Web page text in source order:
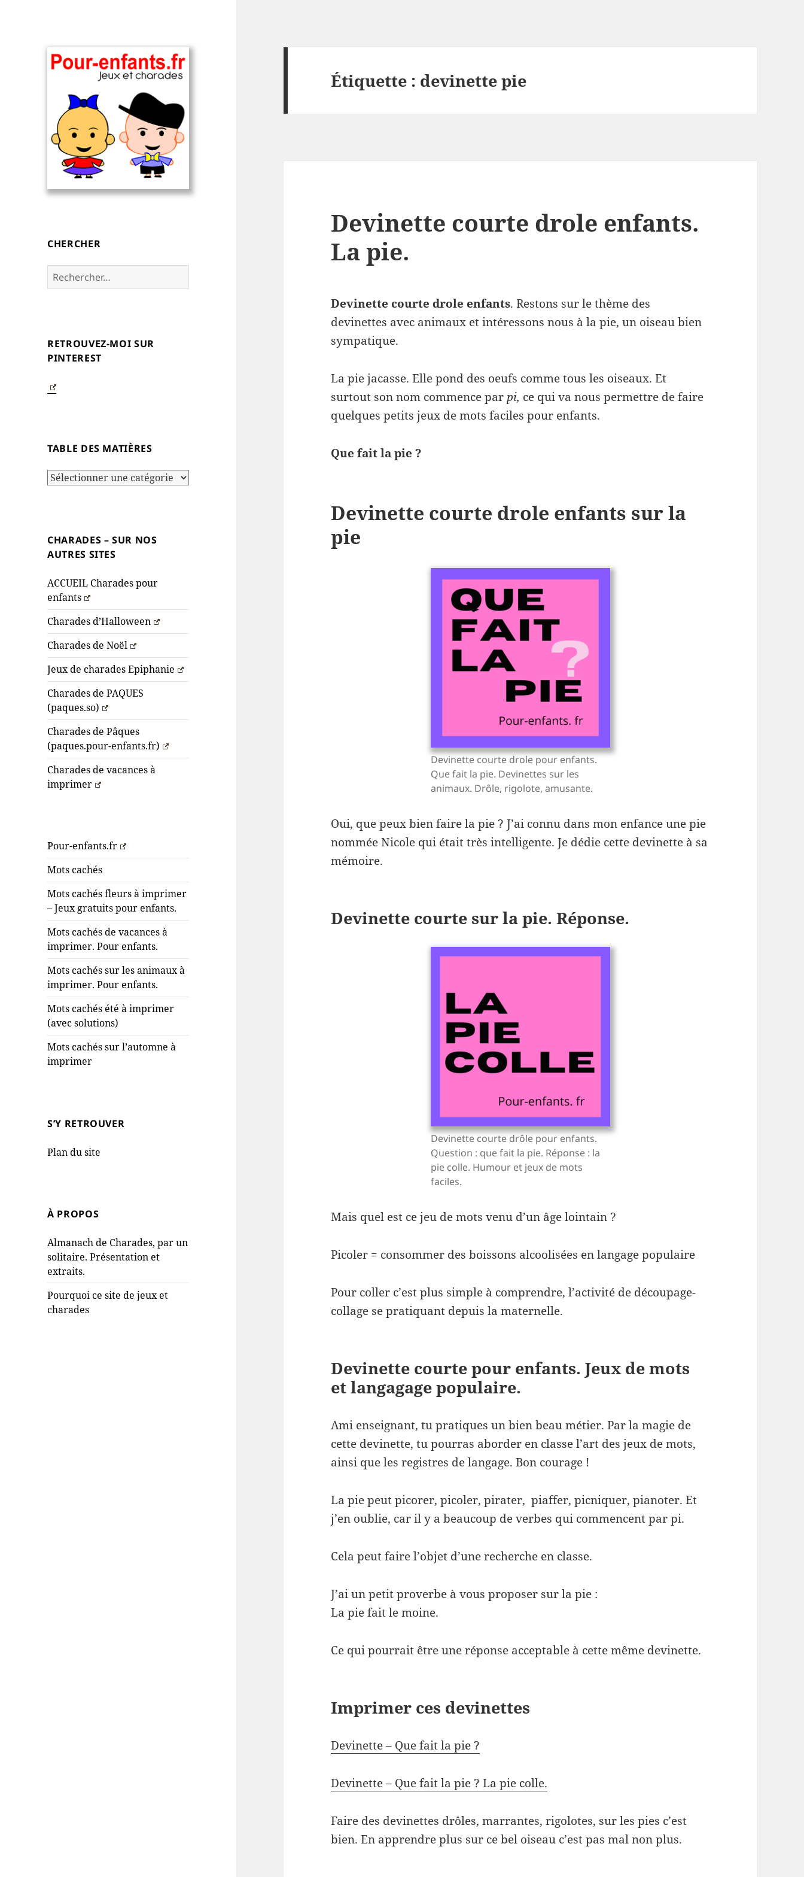
devinettes, pour
enfants.
CHERCHER
Rechercher :
RETROUVEZ-MOI SUR
PINTEREST
TABLE DES MATIÈRES
Table
CHARADES – SUR NOS
AUTRES SITES
ACCUEIL Charades pour
enfants
Charades d’Halloween
Charades de Noël
Jeux de charades Epiphanie
Charades de PAQUES
(paques.so)
Charades de Pâques
(paques.pour-enfants.fr)
Charades de vacances à
imprimer
Pour-enfants.fr
Mots cachés
Mots cachés fleurs à imprimer
– Jeux gratuits pour enfants.
Mots cachés de vacances à
imprimer. Pour enfants.
Mots cachés sur les animaux à
imprimer. Pour enfants.
Mots cachés été à imprimer
(avec solutions)
Mots cachés sur l’automne à
imprimer
S’Y RETROUVER
Plan du site
À PROPOS
Almanach de Charades, par un
solitaire. Présentation et
extraits.
Pourquoi ce site de jeux et
charades
Étiquette : devinette pie
Devinette courte drole enfants.
La pie.
Devinette courte drole enfants. Restons sur le thème des
devinettes avec animaux et intéressons nous à la pie, un oiseau bien
sympatique.
La pie jacasse. Elle pond des oeufs comme tous les oiseaux. Et
surtout son nom commence par pi, ce qui va nous permettre de faire
quelques petits jeux de mots faciles pour enfants.
Que fait la pie ?
Devinette courte drole enfants sur la
pie
Devinette courte drole pour enfants.
Que fait la pie. Devinettes sur les
animaux. Drôle, rigolote, amusante.
Oui, que peux bien faire la pie ? J’ai connu dans mon enfance une pie
nommée Nicole qui était très intelligente. Je dédie cette devinette à sa
mémoire.
Devinette courte sur la pie. Réponse.
Devinette courte drôle pour enfants.
Question : que fait la pie. Réponse : la
pie colle. Humour et jeux de mots
faciles.
Mais quel est ce jeu de mots venu d’un âge lointain ?
Picoler = consommer des boissons alcoolisées en langage populaire
Pour coller c’est plus simple à comprendre, l’activité de découpage-
collage se pratiquant depuis la maternelle.
Devinette courte pour enfants. Jeux de mots
et langagage populaire.
Ami enseignant, tu pratiques un bien beau métier. Par la magie de
cette devinette, tu pourras aborder en classe l’art des jeux de mots,
ainsi que les registres de langage. Bon courage !
La pie peut picorer, picoler, pirater, piaffer, picniquer, pianoter. Et
j’en oublie, car il y a beaucoup de verbes qui commencent par pi.
Cela peut faire l’objet d’une recherche en classe.
J’ai un petit proverbe à vous proposer sur la pie :
La pie fait le moine.
Ce qui pourrait être une réponse acceptable à cette même devinette.
Imprimer ces devinettes
Devinette – Que fait la pie ?
Devinette – Que fait la pie ? La pie colle.
Faire des devinettes drôles, marrantes, rigolotes, sur les pies c’est
bien. En apprendre plus sur ce bel oiseau c’est pas mal non plus.